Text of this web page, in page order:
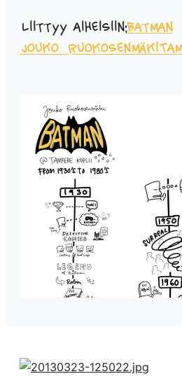
Liittyy aiheisiin:Batman
Jouko Ruokosenmäki